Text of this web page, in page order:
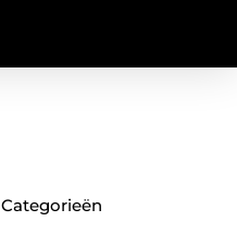
Categorieën